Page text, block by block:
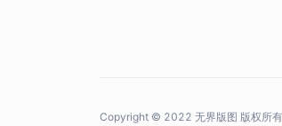
Copyright © 2022 无界版图 版权所有